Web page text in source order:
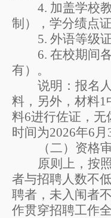
4. 加盖学校
制），学分绩点
5. 外语等级
6. 在校期间
有）。
说明：报名
料，另外，材料1
料6进行佐证，无
时间为2026年6月
（二） 资格
原则上，按
者与招聘人数不
聘者 ， 未入闱者
作贯穿招聘工作全